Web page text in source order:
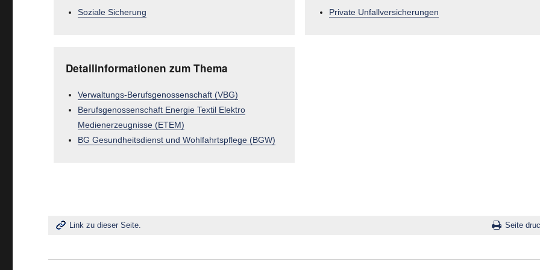
Soziale Sicherung Private Unfallversicherungen
Detailinformationen zum Thema
Verwaltungs-Berufsgenossenschaft (VBG)
Berufsgenossenschaft Energie Textil Elektro
Medienerzeugnisse (ETEM)
BG Gesundheitsdienst und Wohlfahrtspflege (BGW)
Link zu dieser Seite. Seite